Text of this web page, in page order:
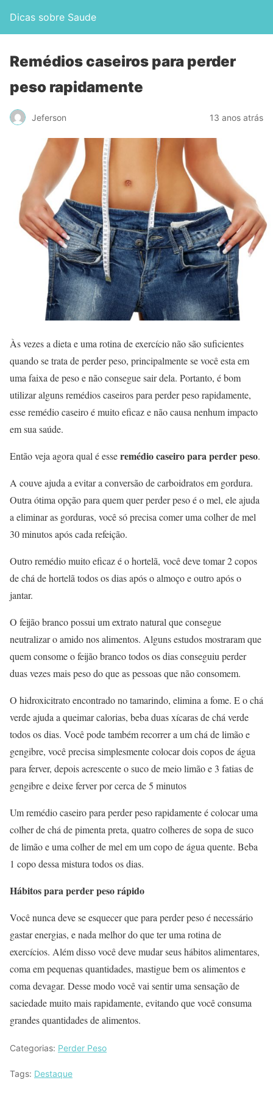
Dicas sobre Saude
Remédios caseiros para perder
peso rapidamente
Jeferson 13 anos atrás
Às vezes a dieta e uma rotina de exercício não são suficientes
quando se trata de perder peso, principalmente se você esta em
uma faixa de peso e não consegue sair dela. Portanto, é bom
utilizar alguns remédios caseiros para perder peso rapidamente,
esse remédio caseiro é muito eficaz e não causa nenhum impacto
em sua saúde.
Então veja agora qual é esseremédio caseiro para perder peso.
A couve ajuda a evitar a conversão de carboidratos em gordura.
Outra ótima opção para quem quer perder peso é o mel, ele ajuda
a eliminar as gorduras, você só precisa comer uma colher de mel
30 minutos após cada refeição.
Outro remédio muito eficaz é o hortelã, você deve tomar 2 copos
de chá de hortelã todos os dias após o almoço e outro após o
jantar.
O feijão branco possui um extrato natural que consegue
neutralizar o amido nos alimentos. Alguns estudos mostraram que
quem consome o feijão branco todos os dias conseguiu perder
duas vezes mais peso do que as pessoas que não consomem.
O hidroxicitrato encontrado no tamarindo, elimina a fome. E o chá
verde ajuda a queimar calorias, beba duas xícaras de chá verde
todos os dias. Você pode também recorrer a um chá de limão e
gengibre, você precisa simplesmente colocar dois copos de água
para ferver, depois acrescente o suco de meio limão e 3 fatias de
gengibre e deixe ferver por cerca de 5 minutos
Um remédio caseiro para perder peso rapidamente é colocar uma
colher de chá de pimenta preta, quatro colheres de sopa de suco
de limão e uma colher de mel em um copo de água quente. Beba
1 copo dessa mistura todos os dias.
Hábitos para perder peso rápido
Você nunca deve se esquecer que para perder peso é necessário
gastar energias, e nada melhor do que ter uma rotina de
exercícios. Além disso você deve mudar seus hábitos alimentares,
coma em pequenas quantidades, mastigue bem os alimentos e
coma devagar. Desse modo você vai sentir uma sensação de
saciedade muito mais rapidamente, evitando que você consuma
grandes quantidades de alimentos.
Categorias: Perder Peso
Tags: Destaque